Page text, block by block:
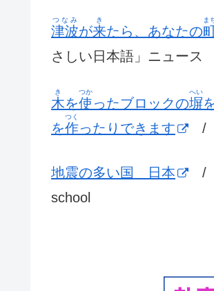
津波
つなみ
が来
き
たら、あなたの
ま
さしい日本語」ニュース
木
き
を使
つか
ったブロックの塀
へい
を作
つく
ったりできます /
地震の多い国 日本 /
school